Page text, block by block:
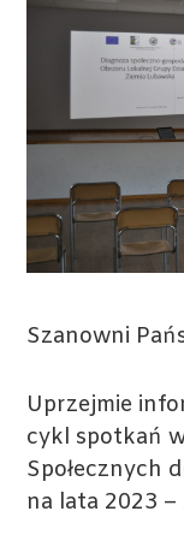
Szanowni
Uprzejmie
cykl spotkań
Społecznych
na lata 2023 –